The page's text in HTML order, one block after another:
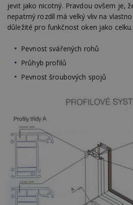
jevit jako nicotný. Pravdou ovšem je,
nepatrný rozdíl má velký vliv na
důležité pro funkčnost oken jako
Pevnost svářených rohů
Průhyb profilů
Pevnost šroubových spojů